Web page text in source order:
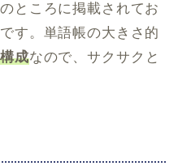
ところに掲載されてお
す。単語帳の大きさ的
成なので、サクサクと